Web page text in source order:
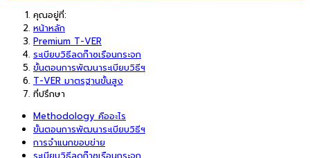
คุณอยู่ที่:
หน้าหลัก
Premium T-VER
ระเบียบวิธีลดก๊าซเรือนกระจก
ขั้นตอนการพัฒนาระเบียบวิธีฯ
T-VER มาตรฐานขั้นสูง
ที่ปรึกษา
Methodology คืออะไร
ขั้นตอนการพัฒนาระเบียบวิธีฯ
การจำแนกขอบข่าย